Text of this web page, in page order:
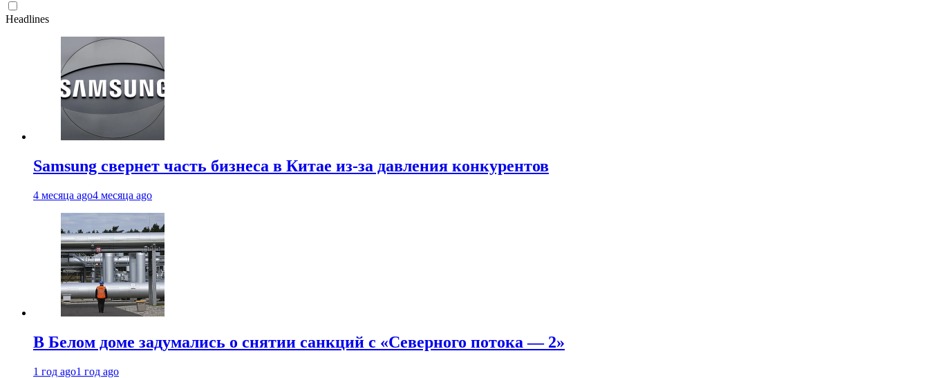
Headlines
Samsung свернет часть бизнеса в Китае из-за давления конкурентов
4 месяца ago4 месяца ago
В Белом доме задумались о снятии санкций с «Северного потока — 2»
1 год ago1 год ago